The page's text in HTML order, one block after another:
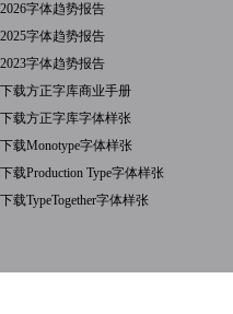
2026字体趋势报告
2025字体趋势报告
2023字体趋势报告
下载方正字库商业手册
下载方正字库字体样张
下载Monotype字体样张
下载Production Type字体样张
下载TypeTogether字体样张